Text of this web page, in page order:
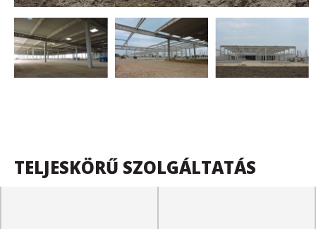
TELJESKÖRŰ SZOLGÁLTATÁS